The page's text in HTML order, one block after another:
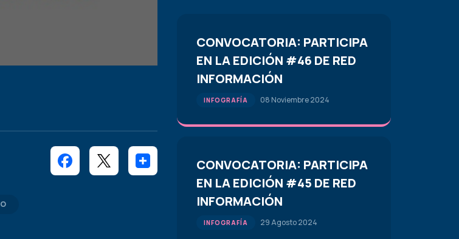
CONVOCATORIA: PARTICIPA
EN LA EDICIÓN #46 DE RED
INFORMACIÓN
INFOGRAFÍA 08 Noviembre 2024
CONVOCATORIA: PARTICIPA
EN LA EDICIÓN #45 DE RED
INFORMACIÓN
INFOGRAFÍA 29 Agosto 2024